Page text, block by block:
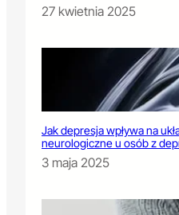
27 kwietnia 2025
Jak depresja wpływa na
neurologiczne u osób z
3 maja 2025